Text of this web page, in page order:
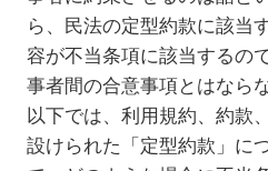
ら、民法の定型約款に該当
容が不当条項に該当するの
事者間の合意事項とはなら
以下では、 利用規約、約款
設けられた「定型約款」に